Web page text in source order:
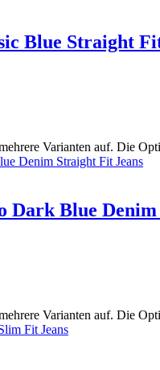
Blue Straight
Varianten auf. Die
Dark Blue
Varianten auf. Die